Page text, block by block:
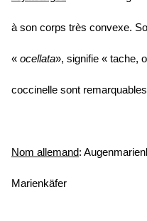
à son corps très convexe.
« ocellata», signifie « tache,
coccinelle sont
Nom allemand:
Marienkäfer